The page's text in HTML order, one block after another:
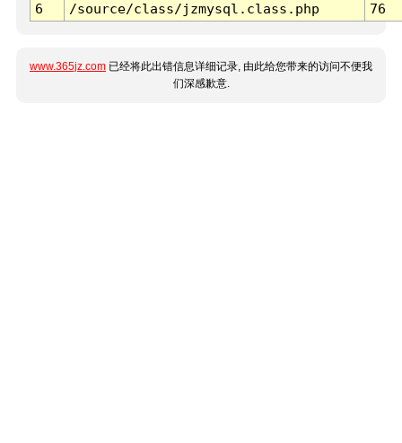
6
/source/class/jzmysql.class.php 76
www.365jz.com 已经将此出错信息详细记录, 由此给您带来的访问不便我
们深感歉意.